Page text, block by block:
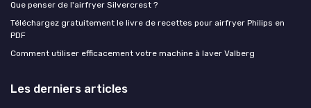
Que penser de l'airfryer Silvercrest ?
Téléchargez gratuitement le livre de recettes pour airfryer Philips en
PDF
Comment utiliser efficacement votre machine à laver Valberg
Les derniers articles